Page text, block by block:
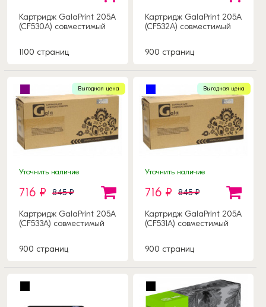
Картридж GalaPrint 205A
(CF530A) совместимый
1100 страниц
Картридж GalaPrint 205A
(CF532A) совместимый
900 страниц
Выгодная цена
Уточнить наличие
716 ₽ 845 ₽
Картридж GalaPrint 205A
(CF533A) совместимый
900 страниц
Выгодная цена
Уточнить наличие
716 ₽ 845 ₽
Картридж GalaPrint 205A
(CF531A) совместимый
900 страниц